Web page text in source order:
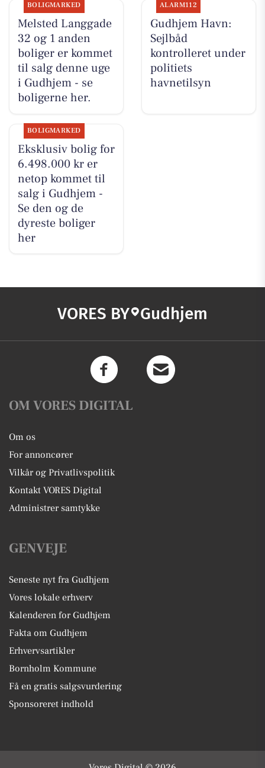
BOLIGMARKED
Melsted Langgade
32 og 1 anden
boliger er kommet
til salg denne uge
i Gudhjem - se
boligerne her.
ALARM112
Gudhjem Havn:
Sejlbåd
kontrolleret under
politiets
havnetilsyn
BOLIGMARKED
Eksklusiv bolig for
6.498.000 kr er
netop kommet til
salg i Gudhjem -
Se den og de
dyreste boliger
her
VORES BY Gudhjem
OM VORES DIGITAL
Om os
For annoncører
Vilkår og Privatlivspolitik
Kontakt VORES Digital
Administrer samtykke
GENVEJE
Seneste nyt fra Gudhjem
Vores lokale erhverv
Kalenderen for Gudhjem
Fakta om Gudhjem
Erhvervsartikler
Bornholm Kommune
Få en gratis salgsvurdering
Sponsoreret indhold